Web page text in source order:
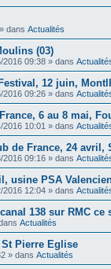
» dansActualités
(03)
2016 09:38 » dans
12 juin,
2016 09:26 » dans
6 au 8 mai,
2016 10:01 » dans
de France, 24 avril,
2016 09:16 » dans
usine PSA
2016 12:04 » dans
138 sur RMC ce
Actualités
Pierre Eglise
» dansActualités